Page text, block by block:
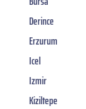
Derince
Erzurum
Icel
Izmir
Kiziltepe